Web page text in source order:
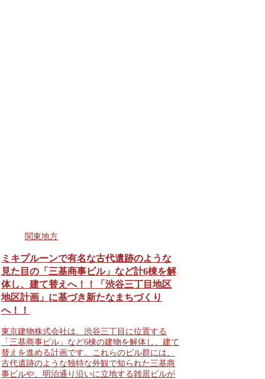
関東地方
ミキプルーンで有名な古代遺跡のような
見た目の「三基商事ビル」など計6棟を解
体し、建て替えへ！！「渋谷三丁目地区
地区計画」に基づき新たなまちづくり
へ！！
東京建物株式会社は、渋谷三丁目に位置する
「三基商事ビル」など6棟の建物を解体し、建て
替えを進める計画です。これらのビル群には、
古代遺跡のような独特な外観で知られた三基商
事ビルや、明治通り沿いに立地する雑居ビルが